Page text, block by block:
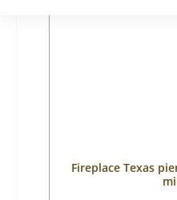
Fireplace Texas